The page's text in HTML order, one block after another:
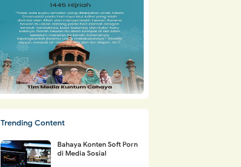
Trending Content
Bahaya Konten Soft Porn
di Media Sosial